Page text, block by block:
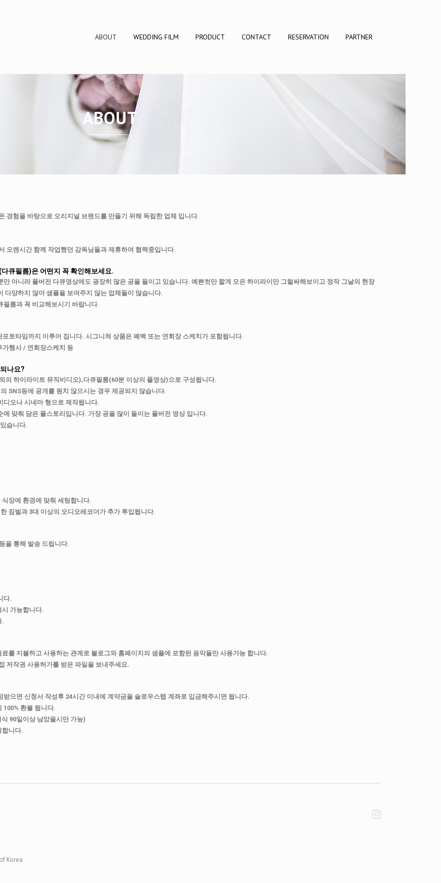
ABOUT WEDDING FILM PRODUCT CONTACT RESERVATION PARTNER
ABOUT
경험을 바탕으로 오리지널 브랜드를 만들기 위해 독립한 업체 입니다.
오랜시간 함께 작업했던 감독님들과 제휴하여 협력중입니다.
큐필름)은 어떤지 꼭 확인해보세요.
아니라 풀버전 다큐영상에도 굉장히 많은 공을 들이고 있습니다. 예쁜컷만 짧게 모은 하이라이만 그럴싸해보이고 정작 그날의 현장
양하지 않아 샘플을 보여주지 않는 업체들이 많습니다.
름과 꼭 비교해보시기 바랍니다.
토타임까지 이루어 집니다. 시그니쳐 상품은 폐백 또는 연회장 스케치가 포함됩니다.
행사 / 연회장스케치 등
나요?
하이라이트 뮤직비디오),다큐필름(60분 이상의 풀영상)으로 구성됩니다.
SNS등에 공개를 원치 않으시는 경우 제공되지 않습니다.
오나 시네마 형으로 제작됩니다.
맞춰 담은 풀스토리입니다. 가장 공을 많이 들이는 풀버전 영상 입니다.
습니다.
장에 환경에 맞춰 세팅합니다.
짐벌과 3대 이상의 오디오레코더가 추가 투입됩니다.
을 통해 발송 드립니다.
다.
가능합니다.
.
를 지불하고 사용하는 관계로 블로그와 홈페이지의 샘플에 포함된 음악들만 사용가능 합니다.
저작권 사용허가를 받은 파일을 보내주세요.
으면 신청서 작성후 24시간 이내에 계약금을 슬로우스텝 계좌로 입금해주시면 됩니다.
100% 환불 됩니다.
90일이상 남았을시만 가능)
합니다.
Korea